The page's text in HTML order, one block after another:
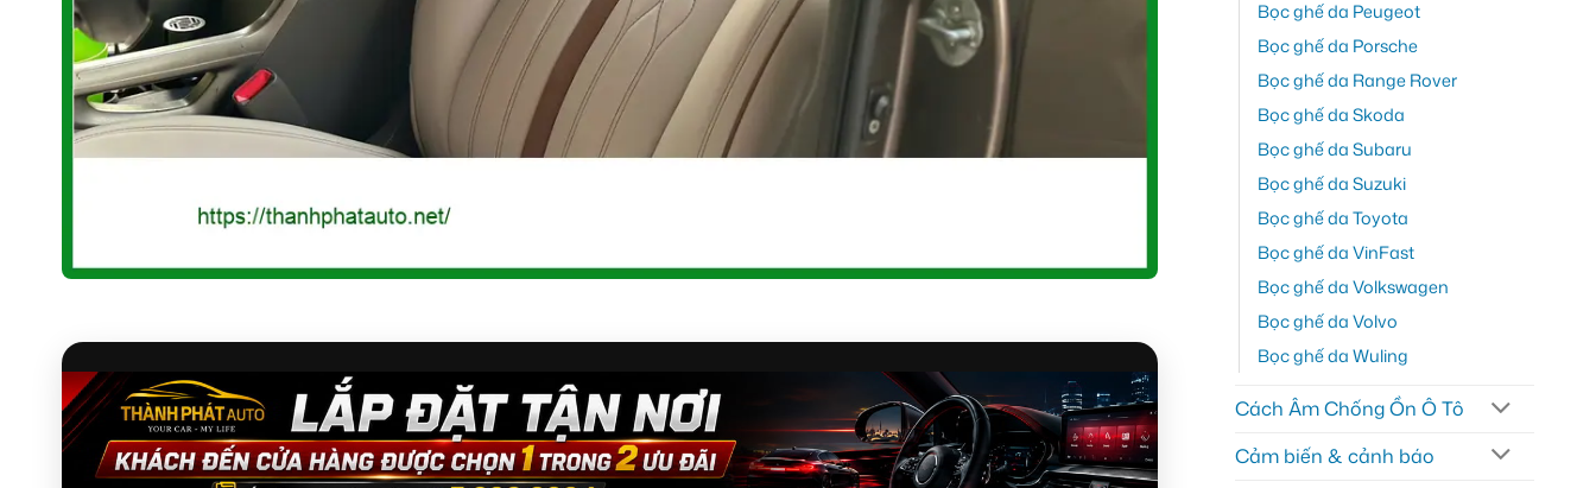
Bọc ghế da Peugeot
Bọc ghế da Porsche
Bọc ghế da Range Rover
Bọc ghế da Skoda
Bọc ghế da Subaru
Bọc ghế da Suzuki
Bọc ghế da Toyota
Bọc ghế da VinFast
Bọc ghế da Volkswagen
Bọc ghế da Volvo
Bọc ghế da Wuling
Cách Âm Chống Ồn Ô Tô
Cảm biến & cảnh báo